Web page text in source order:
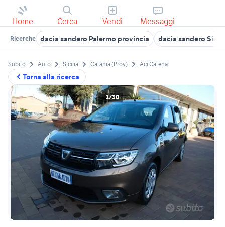
Home Cerca Vendi Messaggi
Ricerche dacia sandero Palermo provincia dacia sandero
Torna alla ricerca
Subito Auto Sicilia Catania (Prov) Aci Catena
1/30